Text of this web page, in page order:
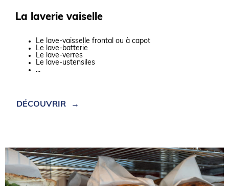
La laverie vaiselle
Le lave-vaisselle frontal ou à capot
Le lave-batterie
Le lave-verres
Le lave-ustensiles
...
DÉCOUVRIR